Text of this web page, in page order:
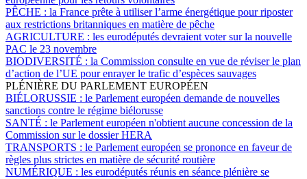
PÊCHE : la France prête à utiliser l’arme énergétique pour riposter
aux restrictions britanniques en matière de pêche
AGRICULTURE : les eurodéputés devraient voter sur la nouvelle
PAC le 23 novembre
BIODIVERSITÉ : la Commission consulte en vue de réviser le plan
d’action de l’UE pour enrayer le trafic d’espèces sauvages
PLÉNIÈRE DU PARLEMENT EUROPÉEN
BIÉLORUSSIE : le Parlement européen demande de nouvelles
sanctions contre le régime biélorusse
SANTÉ : le Parlement européen n'obtient aucune concession de la
Commission sur le dossier HERA
TRANSPORTS : le Parlement européen se prononce en faveur de
règles plus strictes en matière de sécurité routière
NUMÉRIQUE : les eurodéputés réunis en séance plénière se